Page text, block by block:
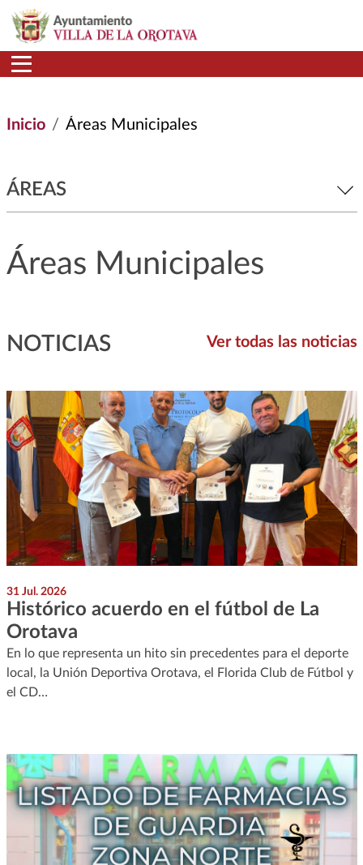
Pasar al contenido principal
Inicio Áreas Municipales
ÁREAS
Áreas Municipales
NOTICIAS Ver todas las noticias
31 Jul. 2026
Histórico acuerdo en el fútbol de La
Orotava
En lo que representa un hito sin precedentes para el deporte
local, la Unión Deportiva Orotava, el Florida Club de Fútbol y
el CD…